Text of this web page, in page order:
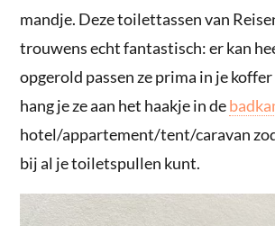
mandje. Deze toilettassen van
trouwens echt fantastisch: er kan
opgerold passen ze prima in je
hang je ze aan het haakje in de
hotel/appartement/tent/caravan
bij al je toiletspullen kunt.